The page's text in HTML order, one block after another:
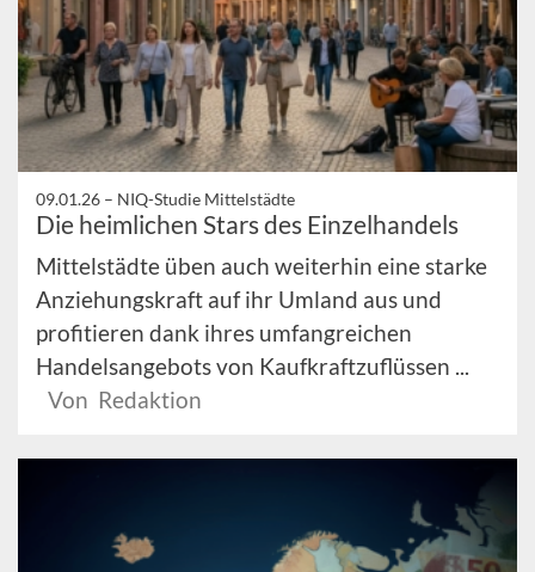
09.01.26 – NIQ-Studie Mittelstädte
Die heimlichen Stars des Einzelhandels
Mittelstädte üben auch weiterhin eine starke
Anziehungskraft auf ihr Umland aus und
profitieren dank ihres umfangreichen
Handelsangebots von Kaufkraftzuflüssen ...
Von Redaktion